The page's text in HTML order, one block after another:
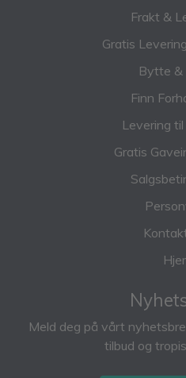
Frakt &
Gratis
Bytte &
Finn
Levering
Gratis
Meld deg på vårt
tilbud og